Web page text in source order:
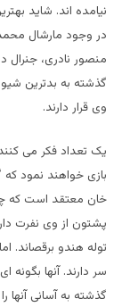
نیامده اند. شاید
در وجود مارشال
منصور نادری،
گذشته به بدترین
وی قرار دارند.
یک تعداد فکر می
بازی خواهند نمود
خان معتقد است که
پشتون از وی نفرت
توله هندو برقصاند.
سر دارند. آنها بگونه
گذشته به آسانی آنها